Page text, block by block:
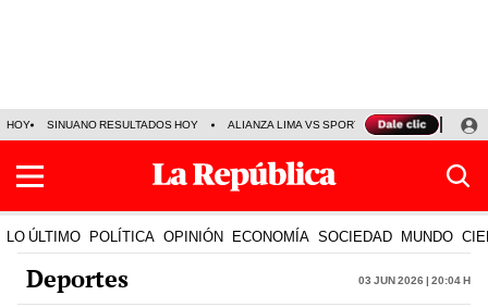
HOY SINUANO RESULTADOS HOY ALIANZA LIMA VS SPORT BOYS JORGE
LO ÚLTIMO POLÍTICA OPINIÓN ECONOMÍA SOCIEDAD MUNDO
Deportes 03 Jun 2026 | 20:04 h